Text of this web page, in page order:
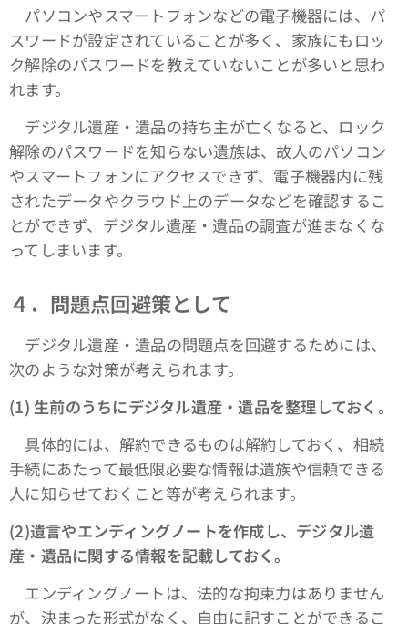
パソコンやスマートフォンなどの電子機器には、パ
スワードが設定されていることが多く、家族にもロッ
ク解除のパスワードを教えていないことが多いと思わ
れます。
デジタル遺産・遺品の持ち主が亡くなると、ロック
解除のパスワードを知らない遺族は、故人のパソコン
やスマートフォンにアクセスできず、電子機器内に残
されたデータやクラウド上のデータなどを確認するこ
とができず、デジタル遺産・遺品の調査が進まなくな
ってしまいます。
４．問題点回避策として
デジタル遺産・遺品の問題点を回避するためには、
次のような対策が考えられます。
(1) 生前のうちにデジタル遺産・遺品を整理しておく。
具体的には、解約できるものは解約しておく、相続
手続にあたって最低限必要な情報は遺族や信頼できる
人に知らせておくこと等が考えられます。
(2)遺言やエンディングノートを作成し、デジタル遺
産・遺品に関する情報を記載しておく。
エンディングノートは、法的な拘束力はありません
が、決まった形式がなく、自由に記すことができるこ